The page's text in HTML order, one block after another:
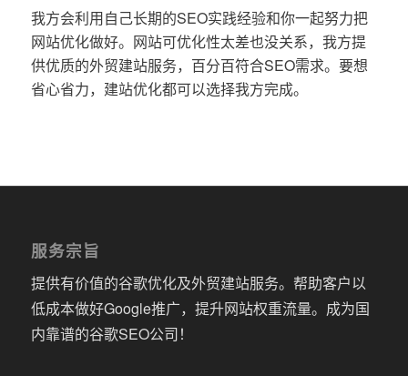
我方会利用自己长期的SEO实践经验和你一起努力把
网站优化做好。网站可优化性太差也没关系，我方提
供优质的外贸建站服务，百分百符合SEO需求。要想
省心省力，建站优化都可以选择我方完成。
服务宗旨
提供有价值的谷歌优化及外贸建站服务。帮助客户以
低成本做好Google推广，提升网站权重流量。成为国
内靠谱的谷歌SEO公司！